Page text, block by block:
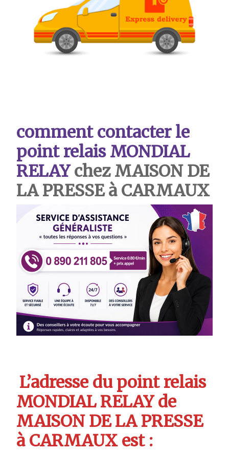
comment contacter le
point relais MONDIAL
RELAYchez MAISON DE
LA PRESSE à CARMAUX
L’adresse du point relais
MONDIAL RELAY de
MAISON DE LA PRESSE
à CARMAUX est :